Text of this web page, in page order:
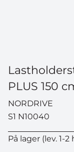
PLUS 150
NORDRIVE
S1 N10040
På lager (lev. 1-